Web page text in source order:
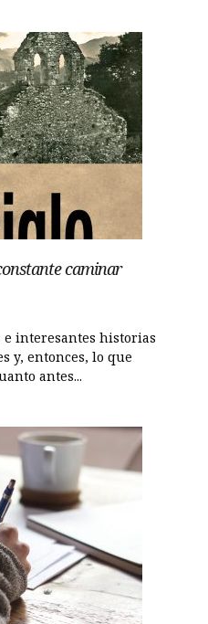
caminar
e interesantes historias
y, entonces, lo que
antes...